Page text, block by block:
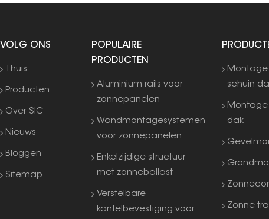
VOLG ONS
Thuis
Producten
Over SIC
Nieuws
Bloggen
Sitemap
POPULAIRE
PRODUCTEN
Aluminium rails voor
zonnepanelen
Wandmontagesystemen
voor zonnepanelen
Enkelzijdige structuur
met zonneballast
Verstelbare
kantelbevestiging voor
Montage
schuin
dak
Zonne-